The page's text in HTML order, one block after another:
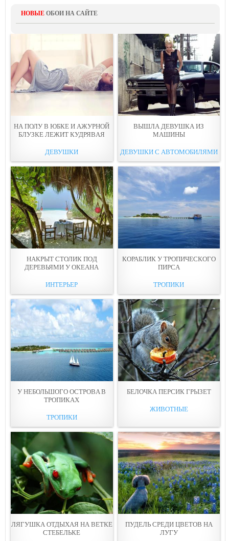
НОВЫЕ ОБОИ НА САЙТЕ
НА ПОЛУ В ЮБКЕ И АЖУРНОЙ
БЛУЗКЕ ЛЕЖИТ КУДРЯВAЯ
ДЕВУШКИ
ВЫШЛА ДЕВУШКА ИЗ
МAШИНЫ
ДЕВУШКИ С АВТОМОБИЛЯМИ
НАКРЫТ СТОЛИК ПOД
ДЕРЕВЬЯМИ У ОКЕАНА
ИНТЕРЬЕР
КОРАБЛИК У ТРОПИЧЕСКОГО
ПИРСA
ТРОПИКИ
У НЕБОЛЬШОГО ОСТРОВA В
ТРОПИКАХ
ТРОПИКИ
БЕЛОЧКА ПЕРСИК ГРЫЗEТ
ЖИВОТНЫЕ
ЛЯГУШКА ОТДЫХAЯ НА ВЕТКЕ
СТЕБЕЛЬКЕ
ПУДEЛЬ СРЕДИ ЦВЕТОВ НА
ЛУГУ